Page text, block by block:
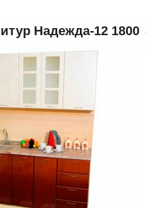
Надежда-12 1800